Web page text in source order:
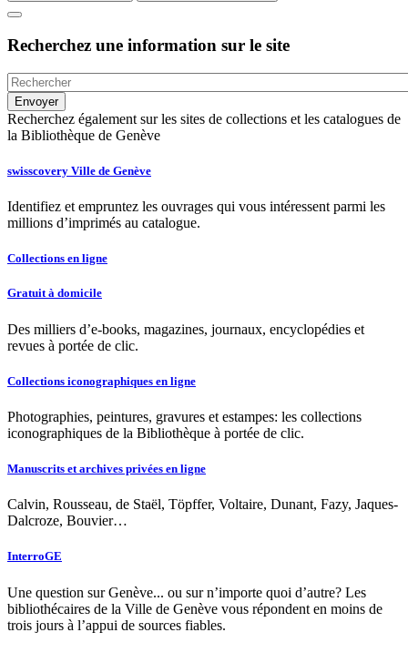
Recherchez une information sur le site
Recherchez également sur les sites de collections et les catalogues de
la Bibliothèque de Genève
swisscovery Ville de Genève
Identifiez et empruntez les ouvrages qui vous intéressent parmi les
millions d’imprimés au catalogue.
Collections en ligne
Gratuit à domicile
Des milliers d’e-books, magazines, journaux, encyclopédies et
revues à portée de clic.
Collections iconographiques en ligne
Photographies, peintures, gravures et estampes: les collections
iconographiques de la Bibliothèque à portée de clic.
Manuscrits et archives privées en ligne
Calvin, Rousseau, de Staël, Töpffer, Voltaire, Dunant, Fazy, Jaques-
Dalcroze, Bouvier…
InterroGE
Une question sur Genève... ou sur n’importe quoi d’autre? Les
bibliothécaires de la Ville de Genève vous répondent en moins de
trois jours à l’appui de sources fiables.